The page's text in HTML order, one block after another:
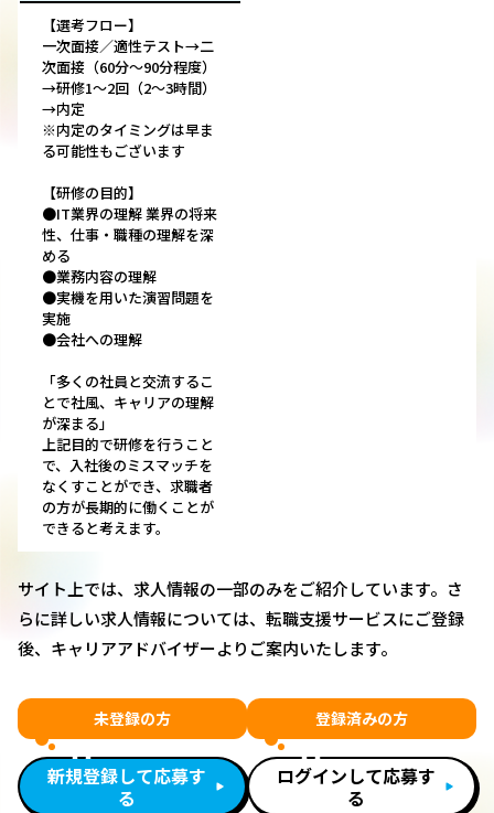
【選考フロー】
一次面接／適性テスト→二
次面接（60分〜90分程度）
→研修1～2回（2〜3時間）
→内定
※内定のタイミングは早ま
る可能性もございます
【研修の目的】
●IT業界の理解 業界の将来
性、仕事・職種の理解を深
める
●業務内容の理解
●実機を用いた演習問題を
実施
●会社への理解
「多くの社員と交流するこ
とで社風、キャリアの理解
が深まる」
上記目的で研修を行うこと
で、入社後のミスマッチを
なくすことができ、求職者
の方が長期的に働くことが
できると考えます。
サイト上では、求人情報の一部のみをご紹介しています。さ
らに詳しい求人情報については、転職支援サービスにご登録
後、キャリアアドバイザーよりご案内いたします。
未登録の方
新規登録して応募す
る
登録済みの方
ログインして応募す
る